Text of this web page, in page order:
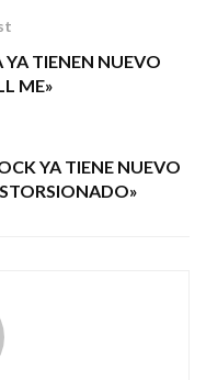
TIENEN NUEVO
ME»
YA TIENE NUEVO